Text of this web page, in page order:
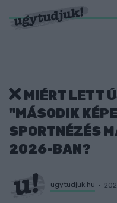
MIÉRT LETT
"MÁSODIK
SPORTNÉZÉS
2026-BAN?
ugytudjuk.hu